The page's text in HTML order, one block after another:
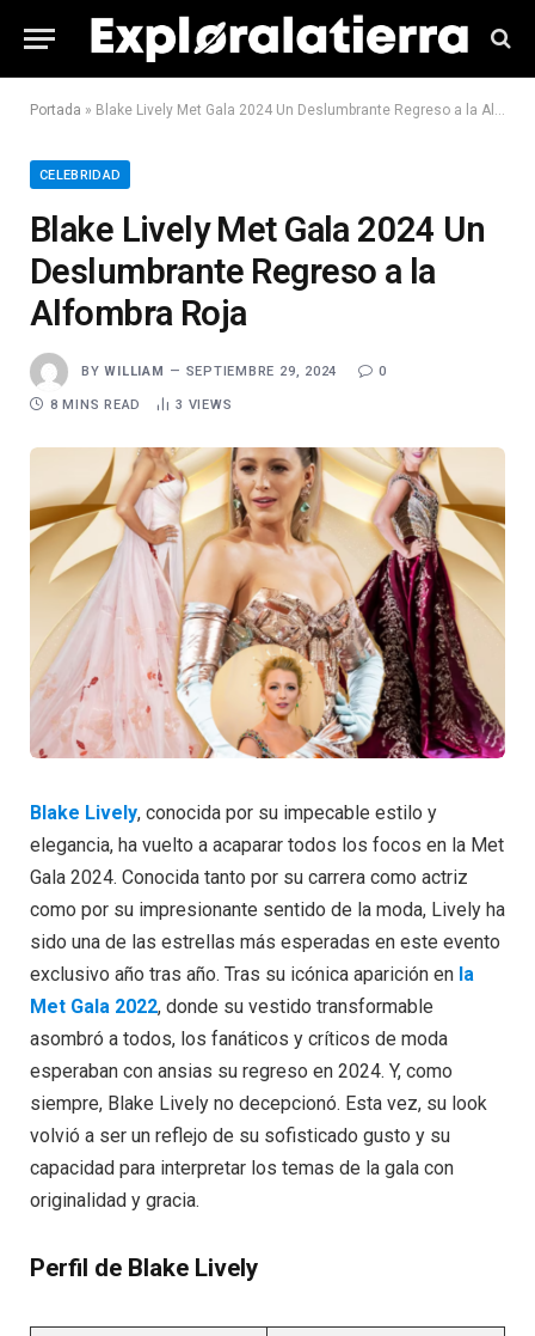
Portada » Blake Lively Met Gala 2024 Un Deslumbrante Regreso a la Alfombra Roja
CELEBRIDAD
Blake Lively Met Gala 2024 Un
Deslumbrante Regreso a la
Alfombra Roja
BY WILLIAM SEPTIEMBRE 29, 2024 0
8 MINS READ 3 VIEWS
Blake Lively, conocida por su impecable estilo y
elegancia, ha vuelto a acaparar todos los focos en la Met
Gala 2024. Conocida tanto por su carrera como actriz
como por su impresionante sentido de la moda, Lively ha
sido una de las estrellas más esperadas en este evento
exclusivo año tras año. Tras su icónica aparición en la
Met Gala 2022, donde su vestido transformable
asombró a todos, los fanáticos y críticos de moda
esperaban con ansias su regreso en 2024. Y, como
siempre, Blake Lively no decepcionó. Esta vez, su look
volvió a ser un reflejo de su sofisticado gusto y su
capacidad para interpretar los temas de la gala con
originalidad y gracia.
Perfil de Blake Lively